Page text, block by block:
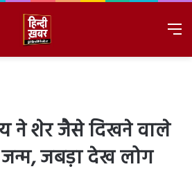
ने शेर जैसे दिखने वाले
जबड़ा देख लोग